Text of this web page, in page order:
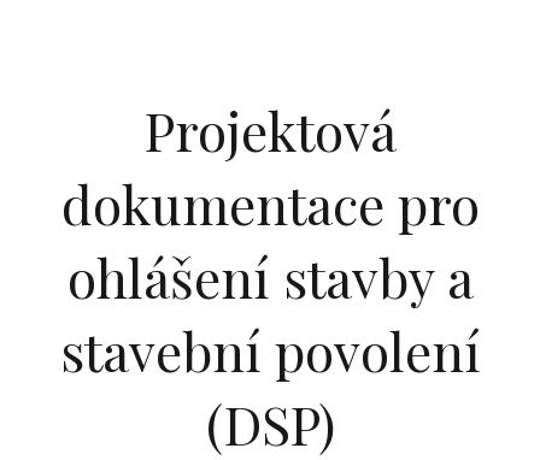
Projektová
dokumentace pro
ohlášení stavby a
stavební povolení
(DSP)